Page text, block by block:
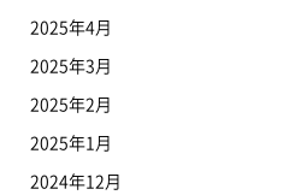
2025年4月
2025年3月
2025年2月
2025年1月
2024年12月